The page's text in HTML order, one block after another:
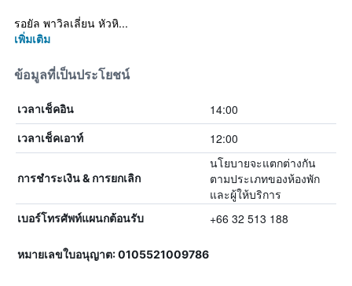
รอยัล พาวิลเลี่ยน หัวหิ...
เพิ่มเติม
ข้อมูลที่เป็นประโยชน์
เวลาเช็คอิน 14:00
เวลาเช็คเอาท์ 12:00
การชำระเงิน & การยกเลิก
นโยบายจะแตกต่างกัน
ตามประเภทของห้องพัก
และผู้ให้บริการ
เบอร์โทรศัพท์แผนกต้อนรับ +66 32 513 188
หมายเลขใบอนุญาต: 0105521009786